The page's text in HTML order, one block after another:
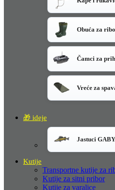
Obuća za
Čamci za
Vreće za
🎁 ideje
Jastuci
Kutije
Transportne kutije za
Kutije za sitni pribor
Kutije za varalice